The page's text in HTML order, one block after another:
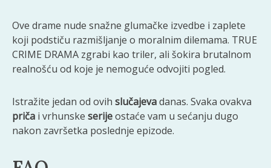
Ove drame nude snažne glumačke izvedbe i zaplete
koji podstiču razmišljanje o moralnim dilemama. TRUE
CRIME DRAMA zgrabi kao triler, ali šokira brutalnom
realnošću od koje je nemoguće odvojiti pogled.
Istražite jedan od ovih slučajevadanas. Svaka ovakva
priča i vrhunske serijeostaće vam u sećanju dugo
nakon završetka poslednje epizode.